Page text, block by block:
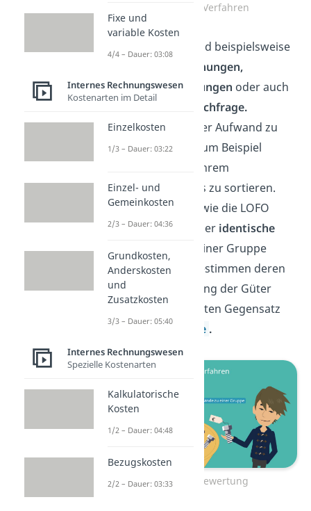
Das LOFO Verfahren
Gründe hierfür sind beispielsweise
saisonale Abweichungen,
Exportbeschränkungen oder auch
steigende Nachfrage.
Außerdem wäre der Aufwand zu
hoch, Güter, wie zum Beispiel
nach ihrem
Anschaffungspreis zu sortieren.
Vereinfachungen wie die LOFO
Methode fassen hier identische
Gegenstände
zu einer Gruppe
zusammen und bestimmen deren
Wert.
Die Bewertung der Güter
steht also im direkten Gegensatz
zur HIFO Methode .
Gruppenbewertung
Fixe und
variable Kosten
4/4 – Dauer: 03:08
Internes Rechnungswesen
Kostenarten im Detail
Einzelkosten
1/3 – Dauer: 03:22
Einzel- und
Gemeinkosten
2/3 – Dauer: 04:36
Grundkosten,
Anderskosten
und
Zusatzkosten
3/3 – Dauer: 05:40
Internes Rechnungswesen
Spezielle Kostenarten
Kalkulatorische
Kosten
1/2 – Dauer: 04:48
Bezugskosten
2/2 – Dauer: 03:33